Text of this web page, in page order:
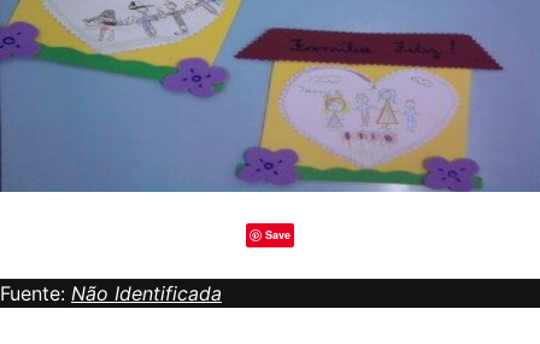
Save
Fuente: Não Identificada